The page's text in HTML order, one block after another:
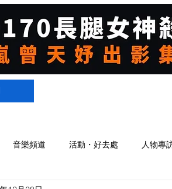
音樂頻道 活動・好去處 人物專